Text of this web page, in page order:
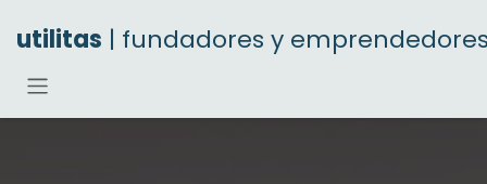
utilitas | fundadores y